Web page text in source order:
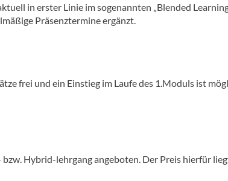
in erster Linie im sogenannten „Blended
Präsenztermine ergänzt.
frei und ein Einstieg im Laufe des 1.Moduls ist
Hybrid-lehrgang angeboten. Der Preis hierfür